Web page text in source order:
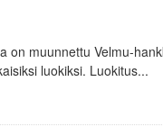
on muunnettu Velmu-
luokiksi. Luokitus...